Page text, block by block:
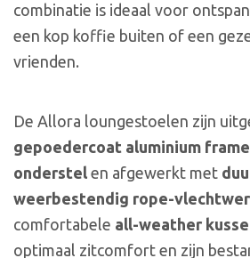
combinatie is ideaal voor
een kop koffie buiten of een
vrienden.
De Allora loungestoelen zijn
gepoedercoat aluminium frame
onderstel en afgewerkt met
weerbestendig rope-
comfortabele all-weather
optimaal zitcomfort en zijn